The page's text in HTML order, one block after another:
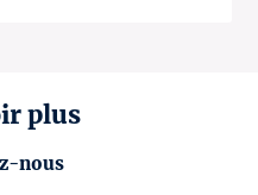
plus
nous